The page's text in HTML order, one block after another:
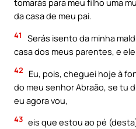
tomarás para meu filho uma
da casa de meu pai.
41
Serás isento da minha
casa dos meus parentes, e
42
Eu, pois, cheguei hoje à
do meu senhor Abraão, se tu
eu agora vou,
43 eis que estou ao pé